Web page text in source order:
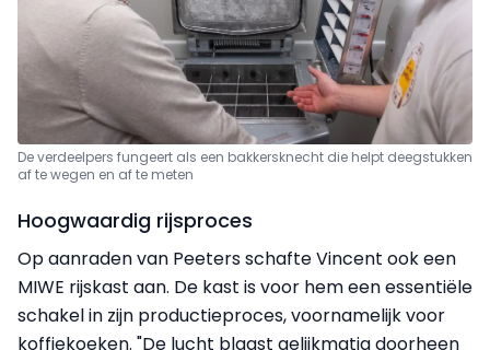
De verdeelpers fungeert als een bakkersknecht die helpt deegstukken
af te wegen en af te meten
Hoogwaardig rijsproces
Op aanraden van Peeters schafte Vincent ook een
MIWE rijskast aan. De kast is voor hem een essentiële
schakel in zijn productieproces, voornamelijk voor
koffiekoeken. "De lucht blaast gelijkmatig doorheen